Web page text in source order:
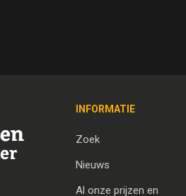
INFORMATIE
Zoek
Nieuws
Al onze prijzen en